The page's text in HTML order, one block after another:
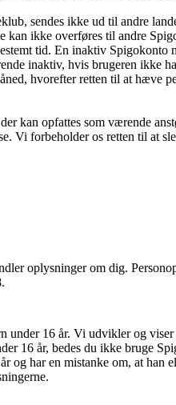
sendes ikke ud til andre
kan ikke overføres til andre
tid. En inaktiv Spigokonto
inaktiv, hvis brugeren ikke
hvorefter retten til at hæve
kan opfattes som værende
Vi forbeholder os retten til at
oplysninger om dig.
under 16 år. Vi udvikler og
16 år, bedes du ikke bruge
har en mistanke om, at han